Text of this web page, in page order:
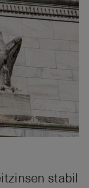
stabil